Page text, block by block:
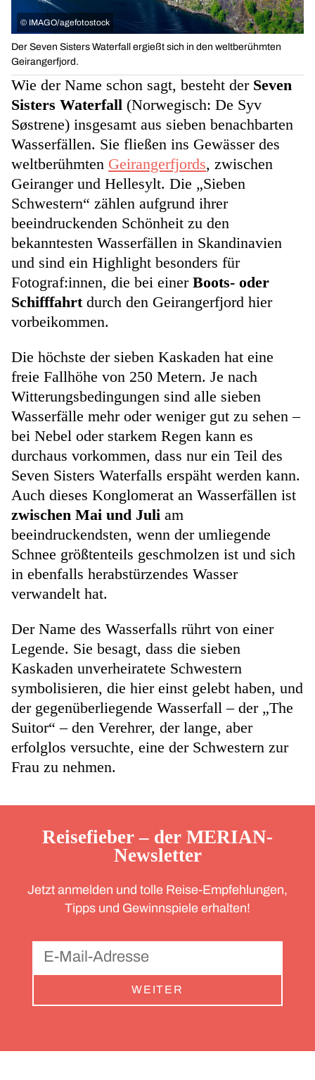
© IMAGO/agefotostock
Der Seven Sisters Waterfall ergießt sich in den weltberühmten
Geirangerfjord.
Wie der Name schon sagt, besteht der Seven
Sisters Waterfall (Norwegisch: De Syv
Søstrene) insgesamt aus sieben benachbarten
Wasserfällen. Sie fließen ins Gewässer des
weltberühmten Geirangerfjords, zwischen
Geiranger und Hellesylt. Die „Sieben
Schwestern“ zählen aufgrund ihrer
beeindruckenden Schönheit zu den
bekanntesten Wasserfällen in Skandinavien
und sind ein Highlight besonders für
Fotograf:innen, die bei einer Boots- oder
Schifffahrtdurch den Geirangerfjord hier
vorbeikommen.
Die höchste der sieben Kaskaden hat eine
freie Fallhöhe von 250 Metern. Je nach
Witterungsbedingungen sind alle sieben
Wasserfälle mehr oder weniger gut zu sehen –
bei Nebel oder starkem Regen kann es
durchaus vorkommen, dass nur ein Teil des
Seven Sisters Waterfalls erspäht werden kann.
Auch dieses Konglomerat an Wasserfällen ist
zwischen Mai und Juli am
beeindruckendsten, wenn der umliegende
Schnee größtenteils geschmolzen ist und sich
in ebenfalls herabstürzendes Wasser
verwandelt hat.
Der Name des Wasserfalls rührt von einer
Legende. Sie besagt, dass die sieben
Kaskaden unverheiratete Schwestern
symbolisieren, die hier einst gelebt haben, und
der gegenüberliegende Wasserfall – der „The
Suitor“ – den Verehrer, der lange, aber
erfolglos versuchte, eine der Schwestern zur
Frau zu nehmen.
Reisefieber – der MERIAN-
Newsletter
Jetzt anmelden und tolle Reise-Empfehlungen,
Tipps und Gewinnspiele erhalten!
WEITER